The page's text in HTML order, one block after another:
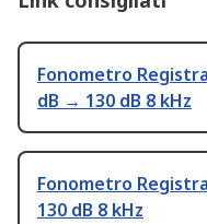
Fonometro
dB → 130 dB 8 kHz
Fonometro
130 dB 8 kHz